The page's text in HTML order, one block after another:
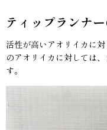
ティップランナ
活性が高いアオリイカに
のアオリイカに対しては
す。